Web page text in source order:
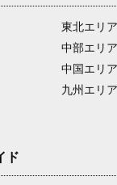
東北エリア
中部エリア
中国エリア
九州エリア
ド